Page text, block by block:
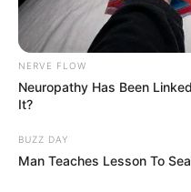
NERVE FLOW
Neuropathy Has Been
It?
BUZZ DAY
Man Teaches Lesson To